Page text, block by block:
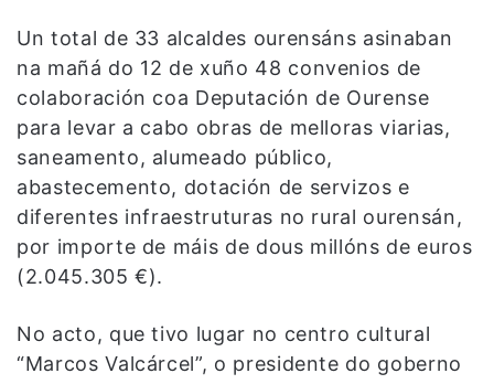
Un total de 33 alcaldes ourensáns asinaban
na mañá do 12 de xuño 48 convenios de
colaboración coa Deputación de Ourense
para levar a cabo obras de melloras viarias,
saneamento, alumeado público,
abastecemento, dotación de servizos e
diferentes infraestruturas no rural ourensán,
por importe de máis de dous millóns de euros
(2.045.305 €).
No acto, que tivo lugar no centro cultural
“Marcos Valcárcel”, o presidente do goberno